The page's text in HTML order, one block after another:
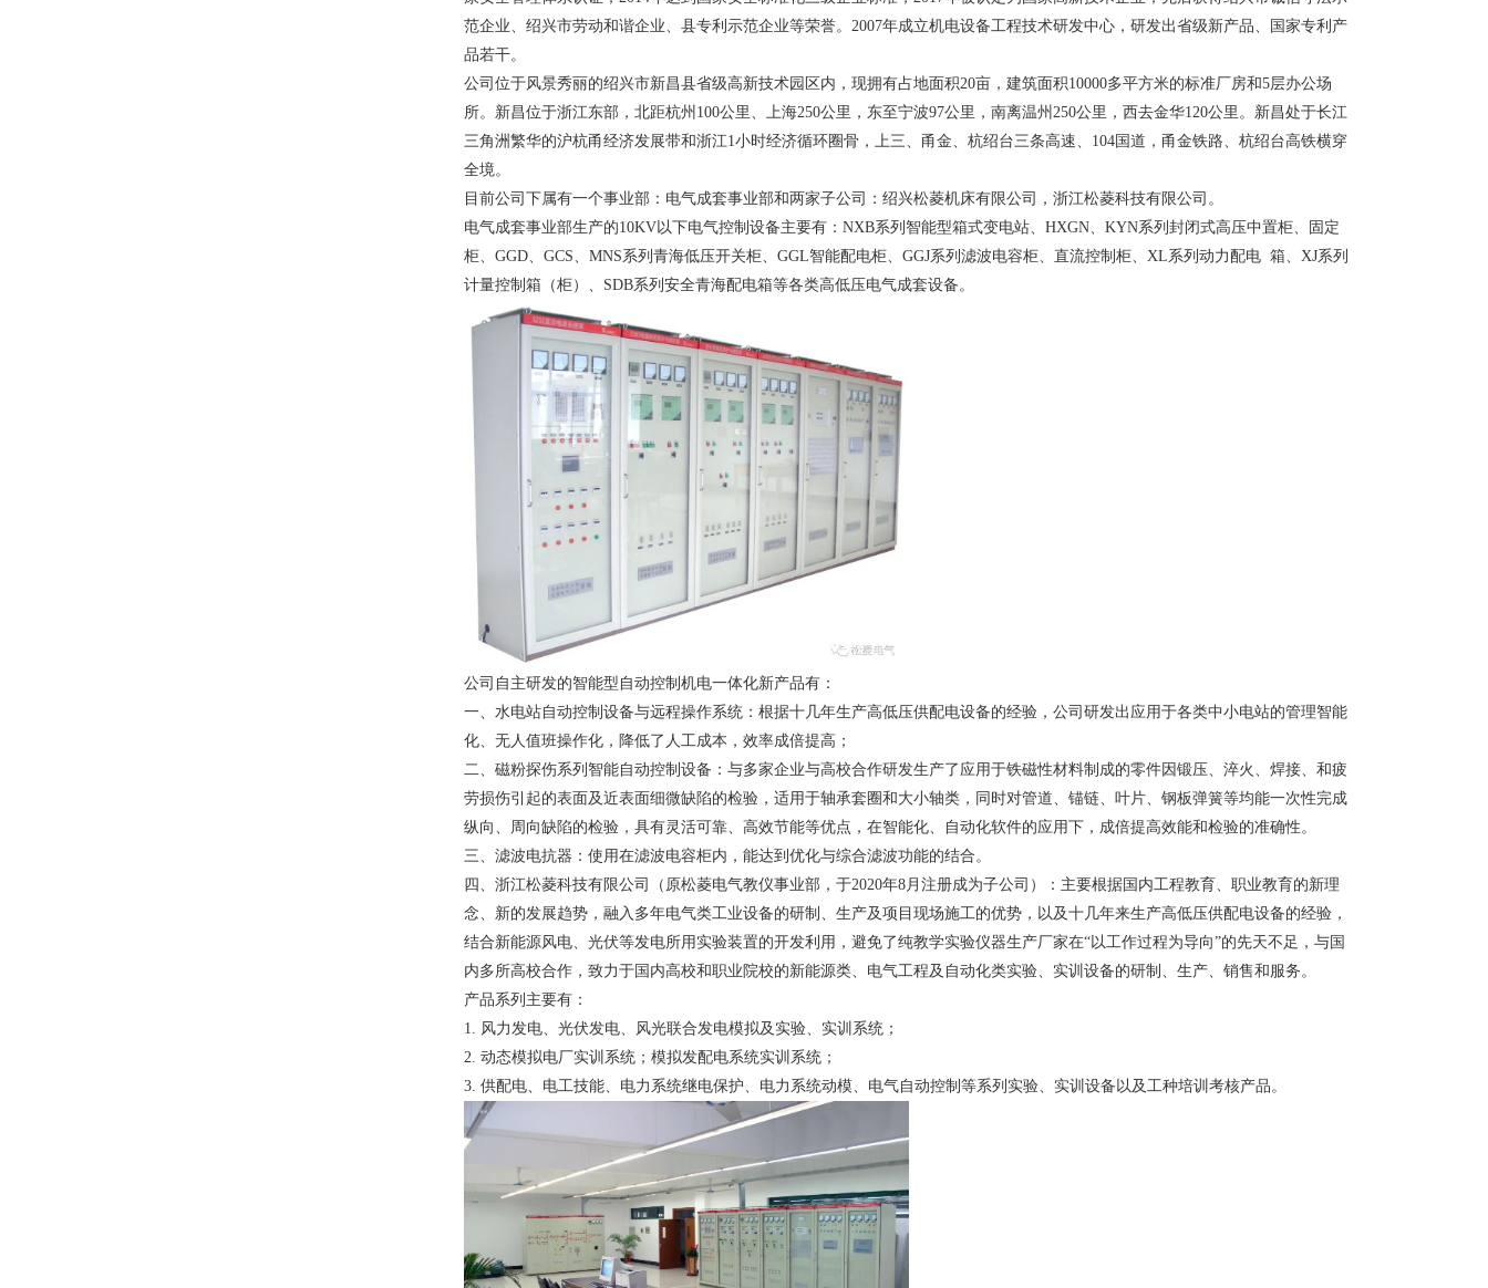
范企业、绍兴市劳动和谐企业、县专利示范企业等荣誉。2007年成立机电设备工程技术研发中心，研发出省级新产品、国家专利产
品若干。
公司位于风景秀丽的绍兴市新昌县省级高新技术园区内，现拥有占地面积20亩，建筑面积10000多平方米的标准厂房和5层办公场
所。新昌位于浙江东部，北距杭州100公里、上海250公里，东至宁波97公里，南离温州250公里，西去金华120公里。新昌处于长江
三角洲繁华的沪杭甬经济发展带和浙江1小时经济循环圈骨，上三、甬金、杭绍台三条高速、104国道，甬金铁路、杭绍台高铁横穿
全境。
目前公司下属有一个事业部：电气成套事业部和两家子公司：绍兴松菱机床有限公司，浙江松菱科技有限公司。
电气成套事业部生产的10KV以下电气控制设备主要有：NXB系列智能型箱式变电站、HXGN、KYN系列封闭式高压中置柜、固定
柜、GGD、GCS、MNS系列 青海低压开关柜、GGL智能配电柜、GGJ系列滤波电容柜、直流控制柜、XL系列动力配电 箱、XJ系列
计量控制箱（柜）、SDB系列安全青海配电箱等各类高低压电气成套设备。
公司自主研发的智能型自动控制机电一体化新产品有：
一、水电站自动控制设备与远程操作系统：根据十几年生产高低压供配电设备的经验，公司研发出应用于各类中小电站的管理智能
化、无人值班操作化，降低了人工成本，效率成倍提高；
二、磁粉探伤系列智能自动控制设备：与多家企业与高校合作研发生产了应用于铁磁性材料制成的零件因锻压、淬火、焊接、和疲
劳损伤引起的表面及近表面细微缺陷的检验，适用于轴承套圈和大小轴类，同时对管道、锚链、叶片、钢板弹簧等均能一次性完成
纵向、周向缺陷的检验，具有灵活可靠、高效节能等优点，在智能化、自动化软件的应用下，成倍提高效能和检验的准确性。
三、滤波电抗器：使用在滤波电容柜内，能达到优化与综合滤波功能的结合。
四、浙江松菱科技有限公司（原松菱电气教仪事业部，于2020年8月注册成为子公司）：主要根据国内工程教育、职业教育的新理
念、新的发展趋势，融入多年电气类工业设备的研制、生产及项目现场施工的优势，以及十几年来生产高低压供配电设备的经验，
结合新能源风电、光伏等发电所用实验装置的开发利用，避免了纯教学实验仪器生产厂家在“以工作过程为导向”的先天不足，与国
内多所高校合作，致力于国内高校和职业院校的新能源类、电气工程及自动化类实验、实训设备的研制、生产、销售和服务。
产品系列主要有：
1. 风力发电、光伏发电、风光联合发电模拟及实验、实训系统；
2. 动态模拟电厂实训系统；模拟发配电系统实训系统；
3. 供配电、电工技能、电力系统继电保护、电力系统动模、电气自动控制等系列实验、实训设备以及工种培训考核产品。